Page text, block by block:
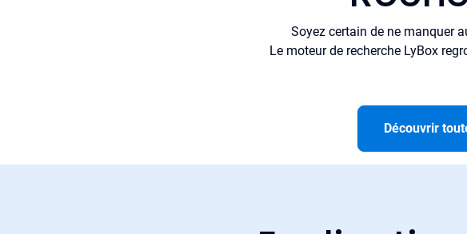
Soyez certain de ne manquer
Le moteur de recherche LyBox
Découvrir